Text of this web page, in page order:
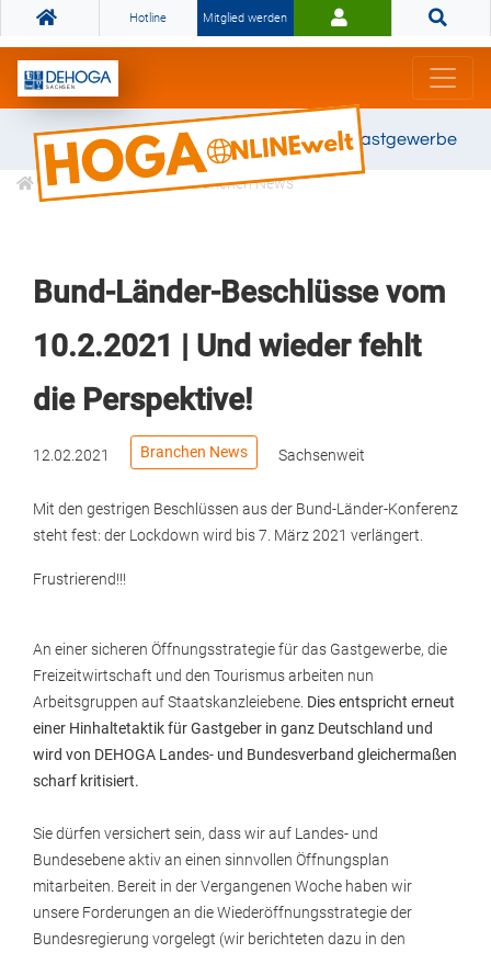
Hotline Mitglied werden
Gemeinsam stark für das Gastgewerbe
Informationen Branchen News
Bund-Länder-Beschlüsse vom
10.2.2021 | Und wieder fehlt
die Perspektive!
12.02.2021 Branchen News Sachsenweit
Mit den gestrigen Beschlüssen aus der Bund-Länder-Konferenz
steht fest: der Lockdown wird bis 7. März 2021 verlängert.
Frustrierend!!!
An einer sicheren Öffnungsstrategie für das Gastgewerbe, die
Freizeitwirtschaft und den Tourismus arbeiten nun
Arbeitsgruppen auf Staatskanzleiebene. Dies entspricht erneut
einer Hinhaltetaktik für Gastgeber in ganz Deutschland und
wird von DEHOGA Landes- und Bundesverband gleichermaßen
scharf kritisiert.
Sie dürfen versichert sein, dass wir auf Landes- und
Bundesebene aktiv an einen sinnvollen Öffnungsplan
mitarbeiten. Bereit in der Vergangenen Woche haben wir
unsere Forderungen an die Wiederöffnungsstrategie der
Bundesregierung vorgelegt (wir berichteten dazu in den